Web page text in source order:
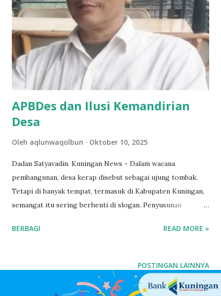
dengan pujian itu, Fraksinya juga memberi 7 poin catatan
serius. Poin Aspirasi Fraksi Amanat Restorasi DPRD
Kuningan ke Bupati Pertama, penyelesaian persoalan gagal
bayar. Fraksi Amanat Restorasi memberikan penghargaan
setinggi-tingginya atas ikhtiar Pemerintah Daerah dalam
menuntaskan persoalan yang selama ini membebani fiskal
Kabupaten Kuningan...
APBDes dan Ilusi Kemandirian
Desa
Oleh aqlunwaqolbun Oktober 10, 2025
Dadan Satyavadin. Kuningan News - Dalam wacana
pembangunan, desa kerap disebut sebagai ujung tombak.
Tetapi di banyak tempat, termasuk di Kabupaten Kuningan,
semangat itu sering berhenti di slogan. Penyusunan
belum berpihak secara langsung kepada rakyat. APBDes
pemegang kekuasaan. Banyak pembiayaan kewenangan
kabupaten diselipkan di APBDes, membuat arah
BERBAGI READ MORE »
POSTINGAN LAINNYA